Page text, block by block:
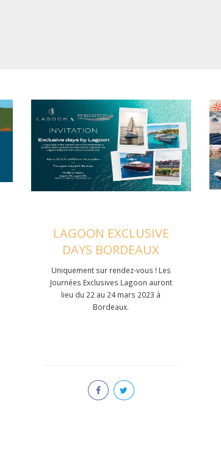
LAGOON EXCLUSIVE
DAYS BORDEAUX
Uniquement sur rendez-vous ! Les
Journées Exclusives Lagoon auront
lieu du 22 au 24 mars 2023 à
Bordeaux.